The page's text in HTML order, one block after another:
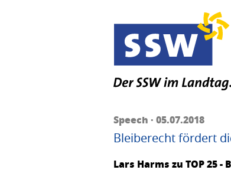
Speech · 05.07.2018
Bleiberecht fördert
Lars Harms zu TOP 25